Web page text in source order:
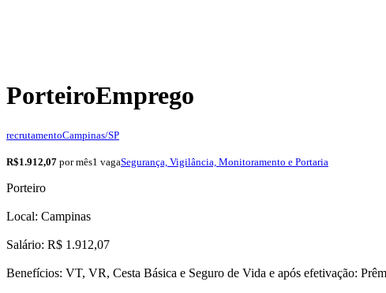
PorteiroEmprego
recrutamentoCampinas/SP
R$1.912,07 por mês1 vagaSegurança, Vigilância, Monitoramento e Portaria
Porteiro
Local: Campinas
Salário: R$ 1.912,07
Benefícios: VT, VR, Cesta Básica e Seguro de Vida e após efetivação: